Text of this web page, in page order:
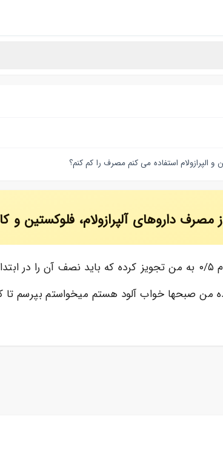
استفاده می کنم مصرف را کم کنم؟
داروهای آلپرازولام، فلوکستین و